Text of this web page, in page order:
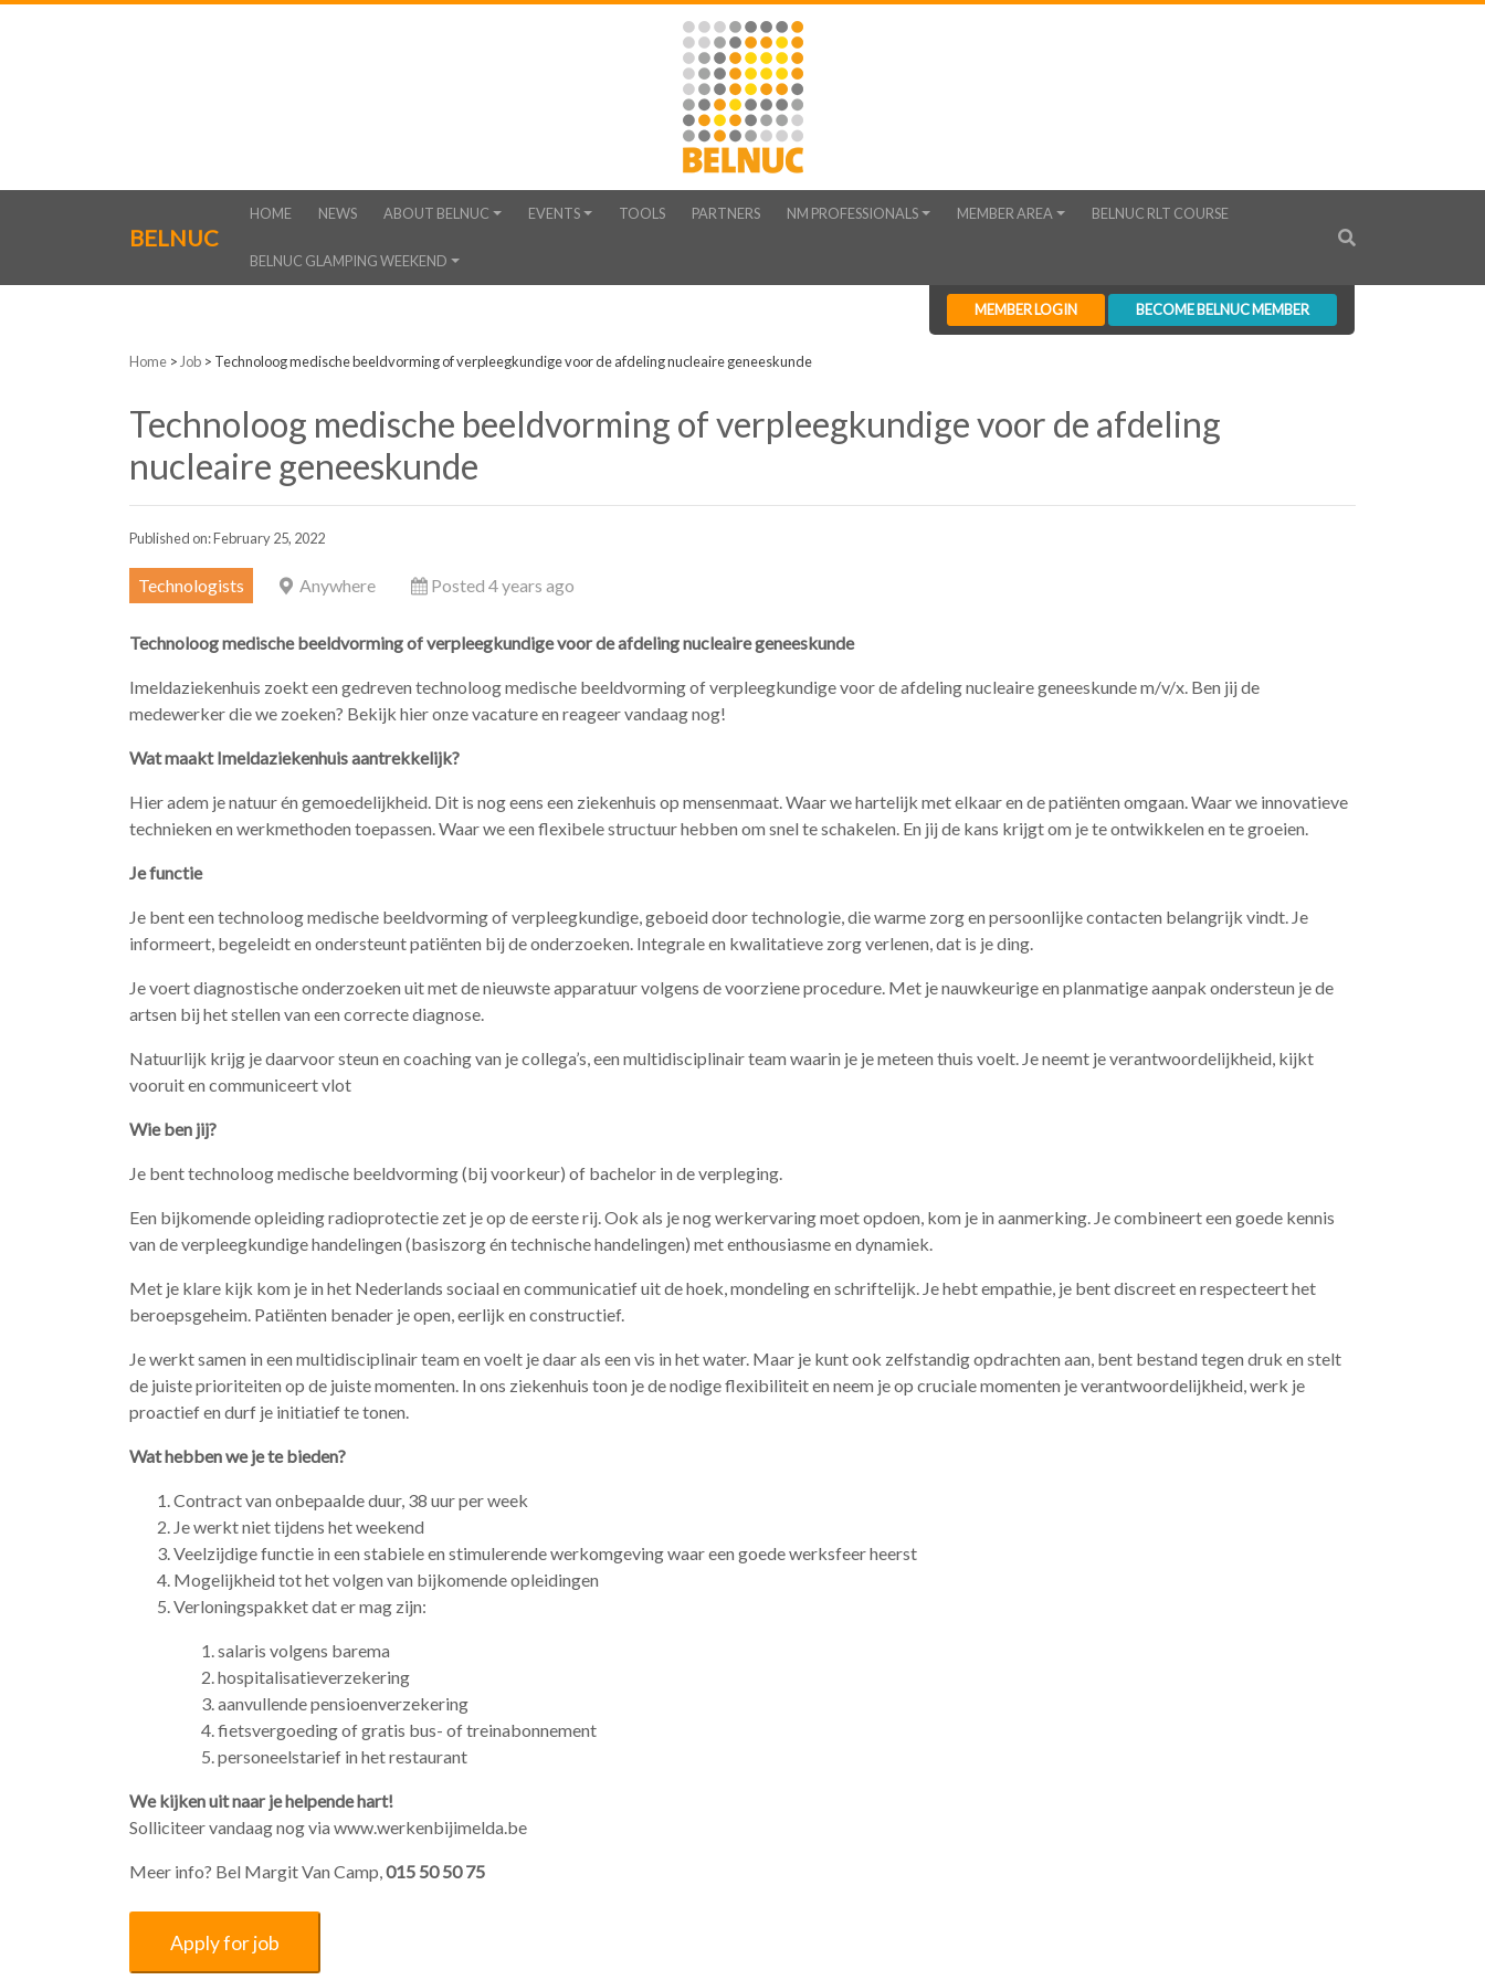
BELNUC
HOME NEWS ABOUT BELNUC EVENTS TOOLS PARTNERS NM PROFESSIONALS MEMBER AREA BELNUC RLT COURSE
BELNUC GLAMPING WEEKEND
MEMBER LOGIN BECOME BELNUC MEMBER
Home > Job > Technoloog medische beeldvorming of verpleegkundige voor de afdeling nucleaire geneeskunde
Technoloog medische beeldvorming of verpleegkundige voor de afdeling
nucleaire geneeskunde
Published on: February 25, 2022
Technologists Anywhere Posted 4 years ago
Technoloog medische beeldvorming of verpleegkundige voor de afdeling nucleaire geneeskunde
Imeldaziekenhuis zoekt een gedreven technoloog medische beeldvorming of verpleegkundige voor de afdeling nucleaire geneeskunde m/v/x. Ben jij de
medewerker die we zoeken? Bekijk hier onze vacature en reageer vandaag nog!
Wat maakt Imeldaziekenhuis aantrekkelijk?
Hier adem je natuur én gemoedelijkheid. Dit is nog eens een ziekenhuis op mensenmaat. Waar we hartelijk met elkaar en de patiënten omgaan. Waar we innovatieve
technieken en werkmethoden toepassen. Waar we een flexibele structuur hebben om snel te schakelen. En jij de kans krijgt om je te ontwikkelen en te groeien.
Je functie
Je bent een technoloog medische beeldvorming of verpleegkundige, geboeid door technologie, die warme zorg en persoonlijke contacten belangrijk vindt. Je
informeert, begeleidt en ondersteunt patiënten bij de onderzoeken. Integrale en kwalitatieve zorg verlenen, dat is je ding.
Je voert diagnostische onderzoeken uit met de nieuwste apparatuur volgens de voorziene procedure. Met je nauwkeurige en planmatige aanpak ondersteun je de
artsen bij het stellen van een correcte diagnose.
Natuurlijk krijg je daarvoor steun en coaching van je collega’s, een multidisciplinair team waarin je je meteen thuis voelt. Je neemt je verantwoordelijkheid, kijkt
vooruit en communiceert vlot
Wie ben jij?
Je bent technoloog medische beeldvorming (bij voorkeur) of bachelor in de verpleging.
Een bijkomende opleiding radioprotectie zet je op de eerste rij. Ook als je nog werkervaring moet opdoen, kom je in aanmerking. Je combineert een goede kennis
van de verpleegkundige handelingen (basiszorg én technische handelingen) met enthousiasme en dynamiek.
Met je klare kijk kom je in het Nederlands sociaal en communicatief uit de hoek, mondeling en schriftelijk. Je hebt empathie, je bent discreet en respecteert het
beroepsgeheim. Patiënten benader je open, eerlijk en constructief.
Je werkt samen in een multidisciplinair team en voelt je daar als een vis in het water. Maar je kunt ook zelfstandig opdrachten aan, bent bestand tegen druk en stelt
de juiste prioriteiten op de juiste momenten. In ons ziekenhuis toon je de nodige flexibiliteit en neem je op cruciale momenten je verantwoordelijkheid, werk je
proactief en durf je initiatief te tonen.
Wat hebben we je te bieden?
Contract van onbepaalde duur, 38 uur per week
Je werkt niet tijdens het weekend
Veelzijdige functie in een stabiele en stimulerende werkomgeving waar een goede werksfeer heerst
Mogelijkheid tot het volgen van bijkomende opleidingen
Verloningspakket dat er mag zijn:
salaris volgens barema
hospitalisatieverzekering
aanvullende pensioenverzekering
fietsvergoeding of gratis bus- of treinabonnement
personeelstarief in het restaurant
We kijken uit naar je helpende hart!
Solliciteer vandaag nog via www.werkenbijimelda.be
Meer info? Bel Margit Van Camp,015 50 50 75